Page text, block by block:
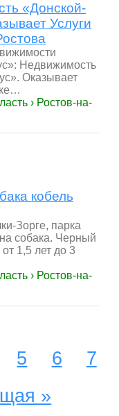
«Донской-
Услуги
Недвижимость
Оказывает
› Ростов-на-
кобель
Зорге, парка
собака. Черный
1,5 лет до 3
› Ростов-на-
5 6
7
»